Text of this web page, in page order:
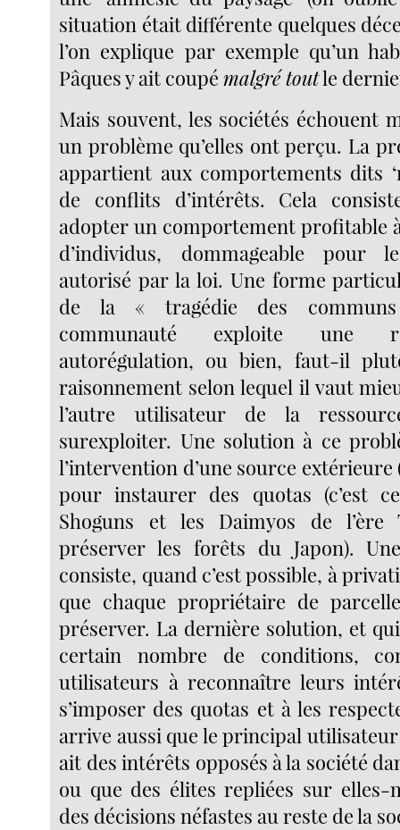
situation était différente quelques
l’on explique par exemple qu’un
Pâques y ait coupémalgré toutle
Mais souvent, les sociétés échouent
un problème qu’elles ont perçu. La
appartient aux comportements dits
de conflits d’intérêts. Cela
adopter un comportement profitable
d’individus, dommageable pour
autorisé par la loi. Une forme
de la « tragédie des communs
communauté exploite une
autorégulation, ou bien, faut-il
raisonnement selon lequel il vaut
l’autre utilisateur de la
surexploiter. Une solution à ce
l’intervention d’une source extérieure
pour instaurer des quotas (c’est
Shoguns et les Daimyos de l’ère
préserver les forêts du Japon).
consiste, quand c’est possible, à
que chaque propriétaire de
préserver. La dernière solution, et
certain nombre de conditions,
utilisateurs à reconnaître leurs
s’imposer des quotas et à les
arrive aussi que le principal utilisateur
ait des intérêts opposés à la société
ou que des élites repliées sur elles-
des décisions néfastes au reste de la